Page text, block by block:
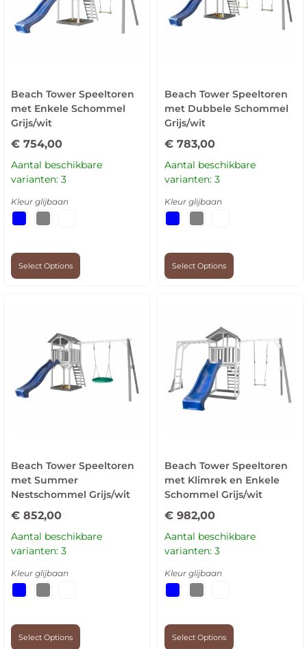
Beach Tower Speeltoren
met Enkele Schommel
Grijs/wit
€ 754,00
Aantal beschikbare
varianten: 3
Kleur glijbaan
Select Options
Beach Tower Speeltoren
met Dubbele Schommel
Grijs/wit
€ 783,00
Aantal beschikbare
varianten: 3
Kleur glijbaan
Select Options
Beach Tower Speeltoren
met Summer
Nestschommel Grijs/wit
€ 852,00
Aantal beschikbare
varianten: 3
Kleur glijbaan
Select Options
Beach Tower Speeltoren
met Klimrek en Enkele
Schommel Grijs/wit
€ 982,00
Aantal beschikbare
varianten: 3
Kleur glijbaan
Select Options